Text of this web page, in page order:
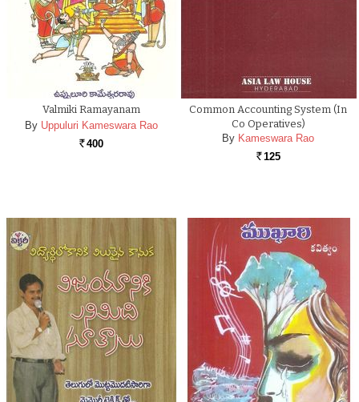
Valmiki Ramayanam
By Uppuluri Kameswara Rao
Rs. 400
Common Accounting System (In
Co Operatives)
By Kameswara Rao
Rs. 125